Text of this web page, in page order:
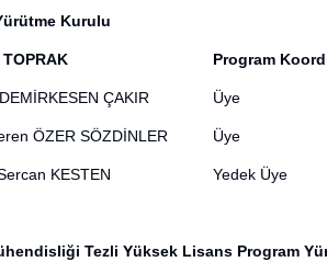
Kurulu
Program
ÇAKIR Üye
ÖZER SÖZDİNLER Üye
KESTEN Yedek Üye
Tezli Yüksek Lisans Program